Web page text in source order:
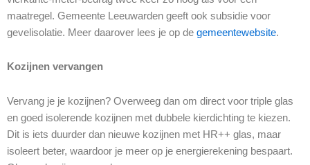
maatregel. Gemeente Leeuwarden geeft ook subsidie voor
gevelisolatie. Meer daarover lees je op de gemeentewebsite.
Kozijnen vervangen
Vervang je je kozijnen? Overweeg dan om direct voor triple glas
en goed isolerende kozijnen met dubbele kierdichting te kiezen.
Dit is iets duurder dan nieuwe kozijnen met HR++ glas, maar
isoleert beter, waardoor je meer op je energierekening bespaart.